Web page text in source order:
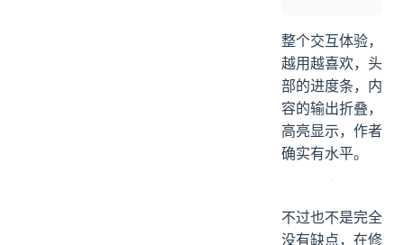
整个交互体验，
越用越喜欢，头
部的进度条，内
容的输出折叠，
高亮显示，作者
确实有水平。